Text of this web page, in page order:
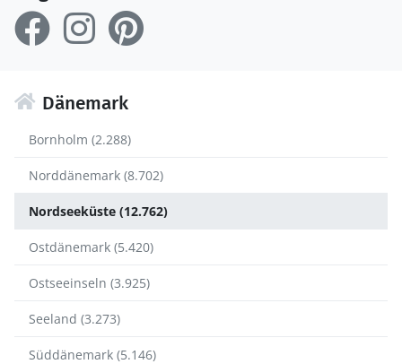
Dänemark
Bornholm (2.288)
Norddänemark (8.702)
Nordseeküste (12.762)
Ostdänemark (5.420)
Ostseeinseln (3.925)
Seeland (3.273)
Süddänemark (5.146)